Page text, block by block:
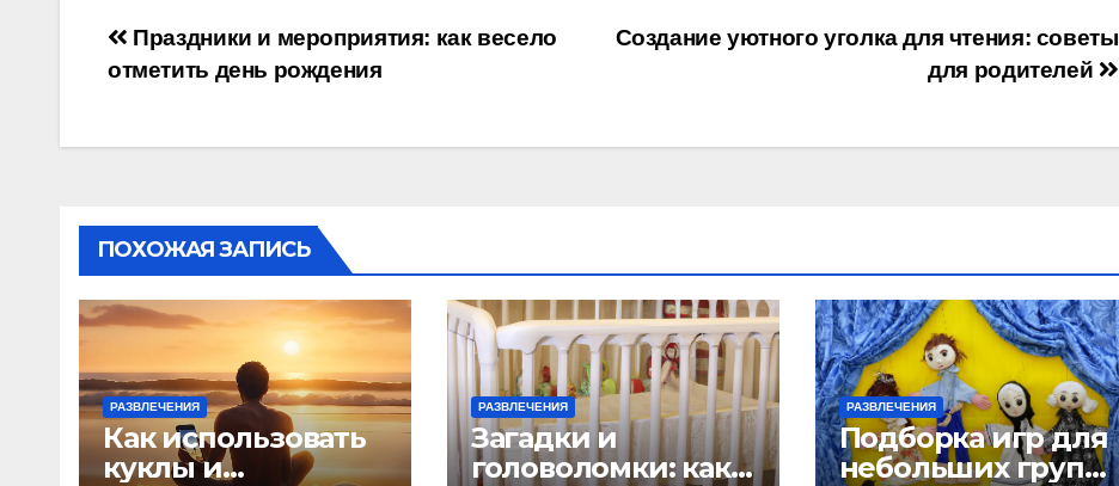
Навигация
записям
Создание уютного уголка для чтения: советы
для родителей
Праздники и мероприятия: как весело
отметить день рождения
ПОХОЖАЯ ЗАПИСЬ
РАЗВЛЕЧЕНИЯ
Как использовать
куклы и
РАЗВЛЕЧЕНИЯ
Загадки и
головоломки: как
РАЗВЛЕЧЕНИЯ
Подборка игр для
небольших групп